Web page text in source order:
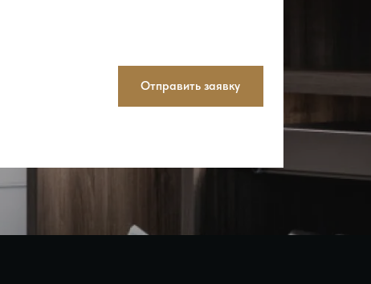
Отправить заявку